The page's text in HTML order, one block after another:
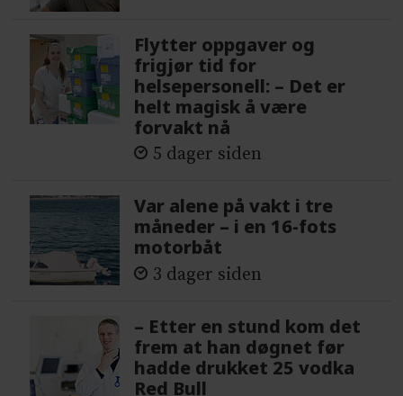
Flytter oppgaver og
frigjør tid for
helsepersonell: – Det er
helt magisk å være
forvakt nå
5 dager siden
Var alene på vakt i tre
måneder – i en 16-fots
motorbåt
3 dager siden
– Etter en stund kom det
frem at han døgnet før
hadde drukket 25 vodka
Red Bull